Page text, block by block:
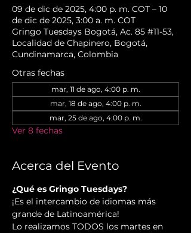
09 de dic de 2025, 4:00 p. m. COT – 10
de dic de 2025, 3:00 a. m. COT
Gringo Tuesdays Bogotá, Ac. 85 #11-53,
Localidad de Chapinero, Bogotá,
Cundinamarca, Colombia
Otras fechas
mar, 11 de ago, 4:00 p. m.
mar, 18 de ago, 4:00 p. m.
mar, 25 de ago, 4:00 p. m.
Ver 8 fechas
Acerca del Evento
¿Qué es Gringo Tuesdays?
¡Es el intercambio de idiomas más
grande de Latinoamérica!
Lo realizamos TODOS los martes en